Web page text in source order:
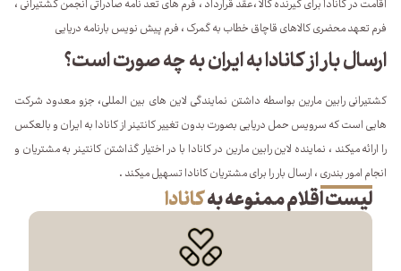
اقامت در کانادا برای گیرنده کالا ،عقد قرارداد ، فرم های تعد نامه صادراتی انجمن کشتیرانی ،
فرم تعهد محضری کالاهای قاچاق خطاب به گمرک ، فرم پیش نویس بارنامه دریایی
ارسال بار از کانادا به ایران به چه صورت است؟
کشتیرانی رابین مارین بواسطه داشتن نمایندگی لاین های بین المللی، جزو معدود شرکت
هایی است که سرویس حمل دریایی بصورت بدون تغییر کانتینر از کانادا به ایران و بالعکس
را ارائه میکند ، نماینده لاین رابین مارین در کانادا با در اختیار گذاشتن کانتینر به مشتریان و
انجام امور بندری ، ارسال بار را برای مشتریان کانادا تسهیل میکند .
لیست اقلام ممنوعه بهکانادا